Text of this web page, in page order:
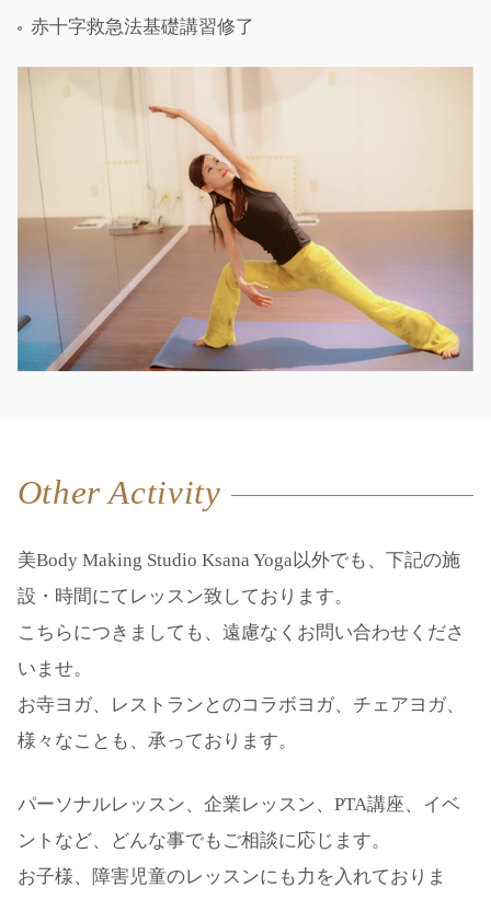
赤十字救急法基礎講習修了
Other Activity
美Body Making Studio Ksana Yoga以外でも、下記の施
設・時間にてレッスン致しております。
こちらにつきましても、遠慮なくお問い合わせくださ
いませ。
お寺ヨガ、レストランとのコラボヨガ、チェアヨガ、
様々なことも、承っております。
パーソナルレッスン、企業レッスン、PTA講座、イベ
ントなど、どんな事でもご相談に応じます。
お子様、障害児童のレッスンにも力を入れておりま